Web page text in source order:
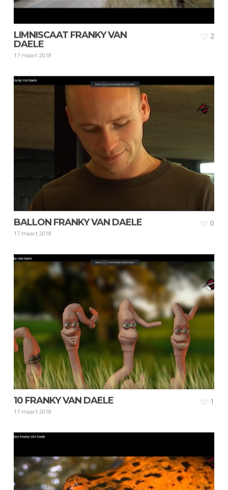
LIMNISCAAT FRANKY VAN
DAELE
17 maart 2018
2
BALLON FRANKY VAN DAELE
17 maart 2018
0
10 FRANKY VAN DAELE
17 maart 2018
1